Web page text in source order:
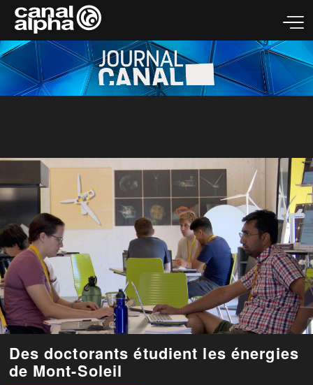
Des doctorants étudient les énergies
de Mont-Soleil